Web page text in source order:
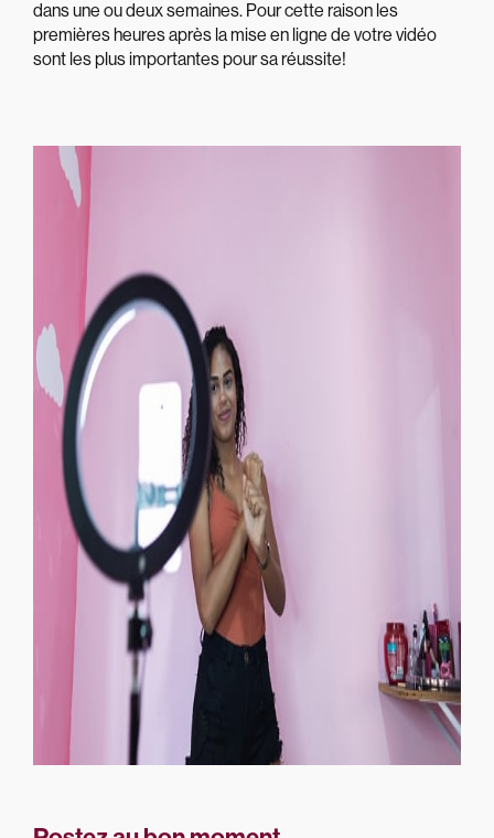
dans une ou deux semaines. Pour cette raison les
premières heures après la mise en ligne de votre vidéo
sont les plus importantes pour sa réussite!